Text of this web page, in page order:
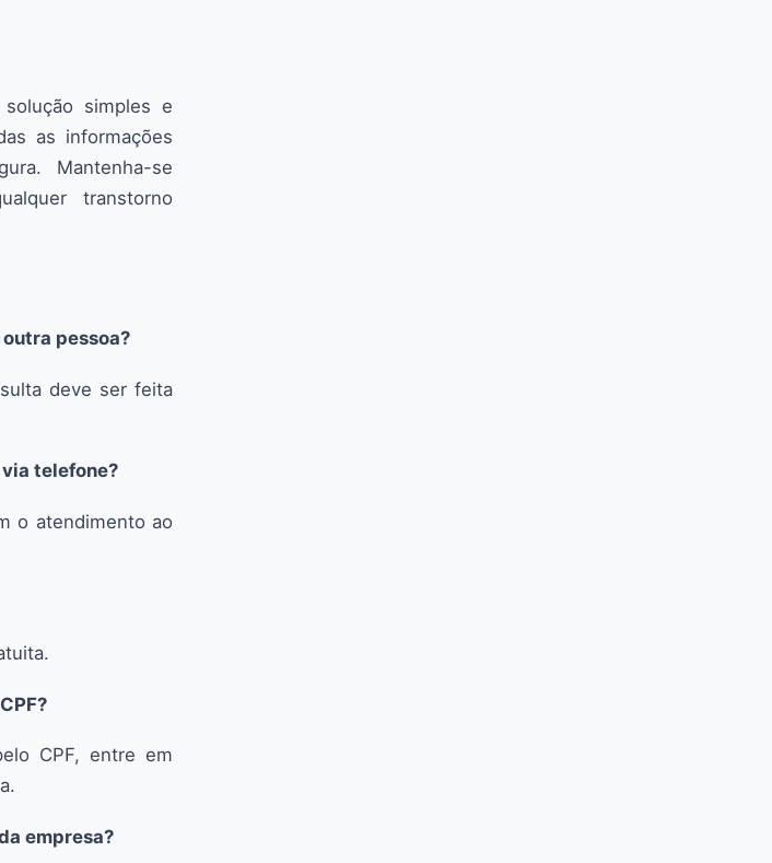
simples e
as informações
Mantenha-se
transtorno
pessoa?
deve ser feita
telefone?
o atendimento ao
CPF, entre em
empresa?